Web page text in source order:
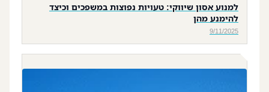
למנוע אסון שיווקי: טעויות נפוצות במשפכים וכיצד
להימנע מהן
9/11/2025